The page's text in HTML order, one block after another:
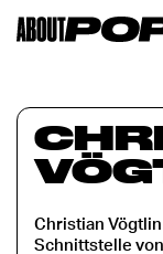
Christian
Schnittstelle